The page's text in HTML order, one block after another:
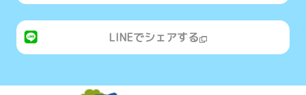
LINEでシェアする